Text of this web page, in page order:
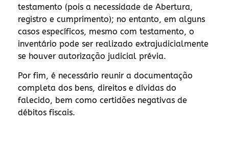
testamento (pois a necessidade de Abertura,
registro e cumprimento); no entanto, em alguns
casos específicos, mesmo com testamento, o
inventário pode ser realizado extrajudicialmente
se houver autorização judicial prévia.
Por fim, é necessário reunir a documentação
completa dos bens, direitos e dívidas do
falecido, bem como certidões negativas de
débitos fiscais.